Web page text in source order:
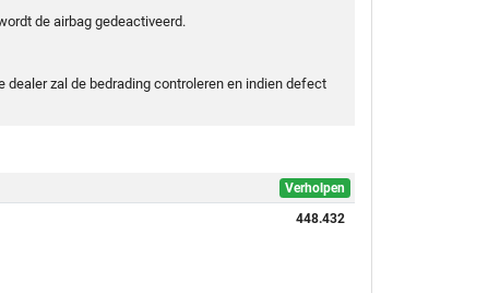
de airbag gedeactiveerd.
zal de bedrading controleren en indien defect
Verholpen
448.432